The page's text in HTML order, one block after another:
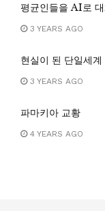
평균인들을 AI로
3 YEARS AGO
현실이 된 단일세
3 YEARS AGO
파마키아 교황
4 YEARS AGO